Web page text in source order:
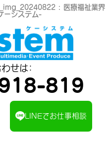
: 医療福祉業界
ーシステム-
せは：
819
LINEでお仕事相談